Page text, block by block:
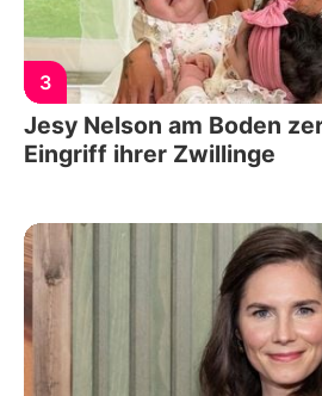
3
Jesy Nelson am Boden
Eingriff ihrer Zwillinge